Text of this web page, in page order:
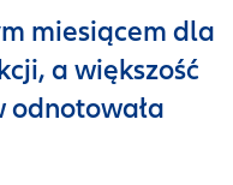
miesiącem dla
a większość
odnotowała